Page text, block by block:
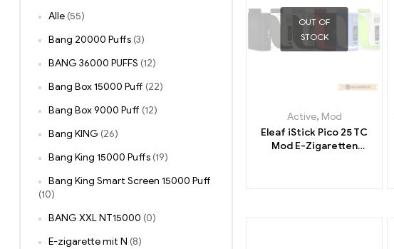
OUT OF
STOCK
Active, Mod
Eleaf iStick Pico 25 TC
Mod E-Zigaretten
Alle (55)
Bang 20000 Puffs (3)
BANG 36000 PUFFS (12)
Bang Box 15000 Puff (22)
Bang Box 9000 Puff (12)
Bang KING (26)
Bang King 15000 Puffs (19)
Bang King Smart Screen 15000 Puff
(10)
BANG XXL NT15000 (0)
E-zigarette mit N (8)